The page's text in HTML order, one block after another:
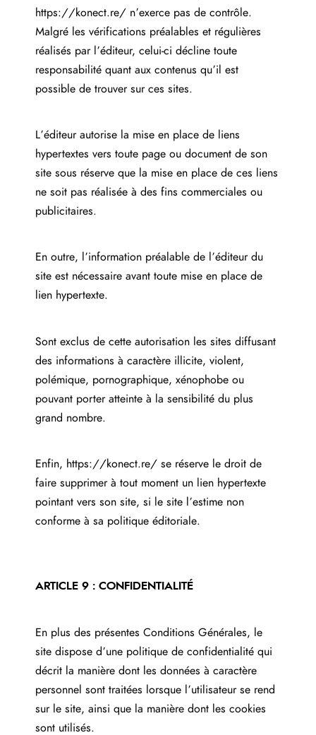
https://konect.re/ n’exerce pas de contrôle.
Malgré les vérifications préalables et régulières
réalisés par l’éditeur, celui-ci décline toute
responsabilité quant aux contenus qu’il est
possible de trouver sur ces sites.
L’éditeur autorise la mise en place de liens
hypertextes vers toute page ou document de son
site sous réserve que la mise en place de ces liens
ne soit pas réalisée à des fins commerciales ou
publicitaires.
En outre, l’information préalable de l’éditeur du
site est nécessaire avant toute mise en place de
lien hypertexte.
Sont exclus de cette autorisation les sites diffusant
des informations à caractère illicite, violent,
polémique, pornographique, xénophobe ou
pouvant porter atteinte à la sensibilité du plus
grand nombre.
Enfin, https://konect.re/ se réserve le droit de
faire supprimer à tout moment un lien hypertexte
pointant vers son site, si le site l’estime non
conforme à sa politique éditoriale.
ARTICLE 9 : CONFIDENTIALITÉ
En plus des présentes Conditions Générales, le
site dispose d’une politique de confidentialité qui
décrit la manière dont les données à caractère
personnel sont traitées lorsque l’utilisateur se rend
sur le site, ainsi que la manière dont les cookies
sont utilisés.